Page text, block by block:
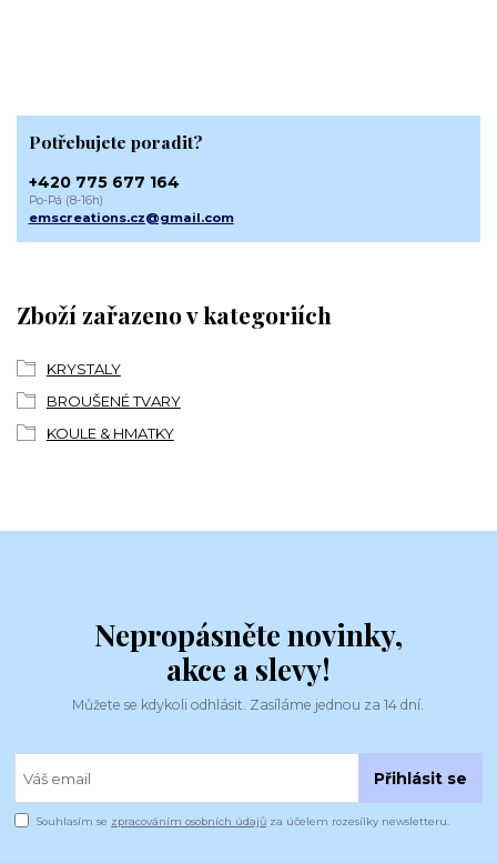
Zboží zařazeno v kategoriích
KRYSTALY
BROUŠENÉ TVARY
KOULE & HMATKY
Potřebujete poradit?
+420 775 677 164
Po-Pá (8-16h)
emscreations.cz@gmail.com
Nepropásněte novinky,
akce a slevy!
Můžete se kdykoli odhlásit. Zasíláme jednou za 14 dní.
Přihlásit se
Souhlasím se zpracováním osobních údajů za účelem rozesílky newsletteru.